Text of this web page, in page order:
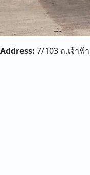
Address: 7/103 ถ.เจ้าฟ้